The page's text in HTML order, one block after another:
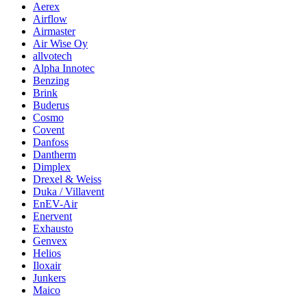
Aerex
Airflow
Airmaster
Air Wise Oy
allvotech
Alpha Innotec
Benzing
Brink
Buderus
Cosmo
Covent
Danfoss
Dantherm
Dimplex
Drexel & Weiss
Duka / Villavent
EnEV-Air
Enervent
Exhausto
Genvex
Helios
Iloxair
Junkers
Maico